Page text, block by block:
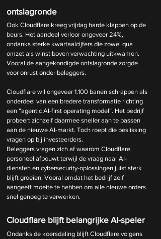
ontslagronde
Ook Cloudflare kreeg vrijdag harde klappen op de
beurs. Het aandeel verloor ongeveer 24%,
ondanks sterke kwartaalcijfers die zowel qua
omzet als winst boven verwachting uitkwamen.
Vooral de aangekondigde ontslagronde zorgde
voor onrust onder beleggers.
Cloudflare wil ongeveer 1.100 banen schrappen als
onderdeel van een bredere transformatie richting
een “agentic AI-first operating model”. Het bedrijf
probeert zichzelf daarmee sneller aan te passen
aan de nieuwe AI-markt. Toch roept die beslissing
vragen op bij investeerders.
Beleggers vragen zich af waarom Cloudflare
personeel afbouwt terwijl de vraag naar AI-
diensten en cybersecurity-oplossingen juist sterk
blijft groeien. Vooral omdat het bedrijf zelf
aangeeft moeite te hebben om alle nieuwe orders
snel genoeg te verwerken.
Cloudflare blijft belangrijke AI-speler
Ondanks de koersdaling blijft Cloudflare volgens